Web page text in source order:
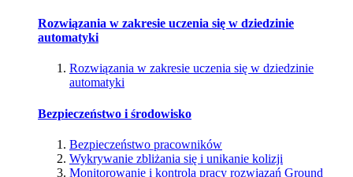
Rozwiązania w zakresie uczenia się w dziedzinie
automatyki
Rozwiązania w zakresie uczenia się w dziedzinie
automatyki
Bezpieczeństwo i środowisko
Bezpieczeństwo pracowników
Wykrywanie zbliżania się i unikanie kolizji
Monitorowanie i kontrola pracy rozwiązań Ground